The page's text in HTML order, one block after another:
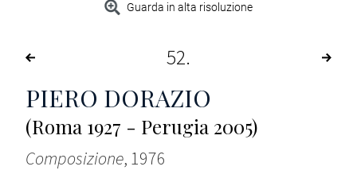
Guarda in alta risoluzione
52
PIERO DORAZIO
(Roma 1927 - Perugia 2005)
Composizione, 1976